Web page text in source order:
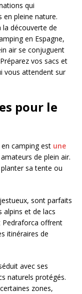
qui
pleine nature.
découverte de
en Espagne,
air se conjuguent
vos sacs et
vous attendent sur
pour le
en camping est une
de plein air.
sa tente ou
sont parfaits
alpins et de lacs
Pedraforca offrent
itinéraires de
avec ses
naturels protégés.
zones,